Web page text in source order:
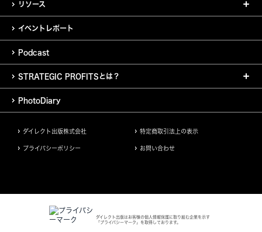
リソース
イベントレポート
Podcast
STRATEGIC PROFITSとは？
PhotoDiary
ダイレクト出版株式会社 特定商取引法上の表示
プライバシーポリシー お問い合わせ
ダイレクト出版はお客様の個人情報保護に取り組む企業を示す
「プライバシーマーク」を取得しております。